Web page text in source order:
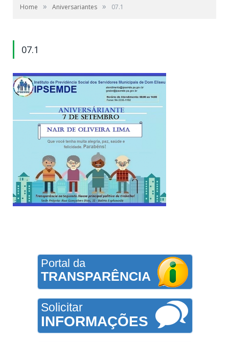
Home » Aniversariantes » 07.1
07.1
Portal da
TRANSPARÊNCIA
Solicitar
INFORMAÇÕES